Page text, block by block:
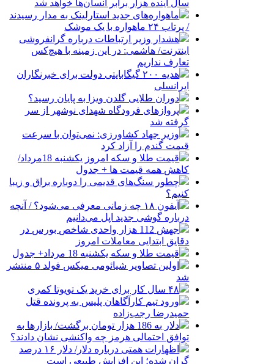
سال آینده هزار برابر انسان‌ها خواهد شد
ماهواره‌های جدید استارلینک به مدار رسیدند
/ پرتاب ۲۴ ماهواره با یک موشک
هشدار وزیر ارتباطات درباره گرانفروشی
اینترنت/ هاشمی: در این زمینه با هیچ‌کس
تعارف نداریم
هدیه ۲۰۰ گیگابایتی دولت برای خبرنگاران
ایرانسلی
دوران طلایی گلدن ویزا به پایان رسید؟
پروازهای فرودگاه شهدای نوشهر از سر
گرفته شد
وزیر جهاد کشاورزی: نمی‌توان با سرعت
قیمت گندم را آزاد کرد
قیمت طلا و سکه امروز یکشنبه 18مرداد/
کاهش همه قیمت ها + جدول
چطور سنگ‌های قدیمی را دوباره براق و زیبا
کنیم؟
آیفون ۱۸ چه زمانی معرفی می‌شود؟ / آنچه
درباره گوشی جدید اپل می‌دانیم
جهش 112 هزار واحدی شاخص بورس در
دقایق ابتدایی معاملات امروز
قیمت طلا و سکه یکشنبه 18 مرداد+ جدول
اولین تصاویر شیائومی میکس فولد ۵ منتشر
شد
۴۸ سال کار برای خرید یک تویوتا کمری
ورود تیم کارآگاهان پلیس به پرونده قتل
حمیدرضا رجب‌زاده
دلار به 186 هزار تومان برگشت/ بازارها به
توافق احتمالی هرمز چه واکنشی نشان دادند؟
اظهارات همتی درباره دلار/ دلار ۱۶ درصد
گران شده؛ این افزایش طبیعی است